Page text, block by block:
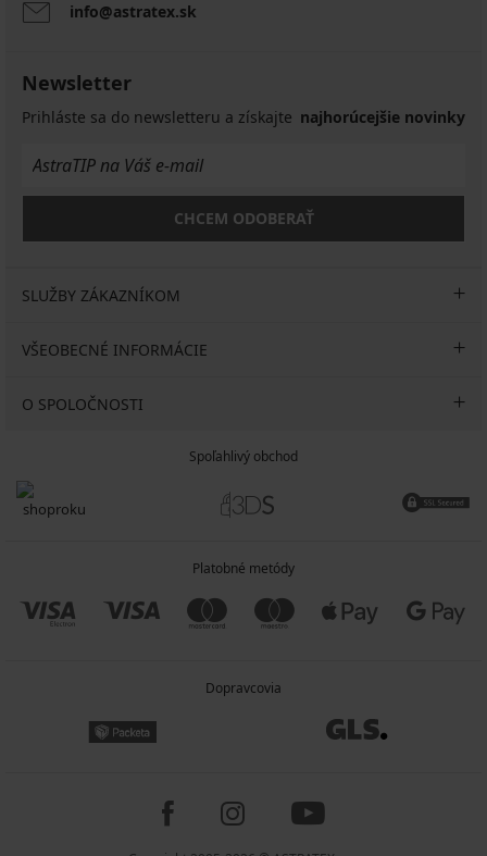
info@astratex.sk
Newsletter
Prihláste sa do newsletteru a získajte najhorúcejšie novinky
CHCEM ODOBERAŤ
SLUŽBY ZÁKAZNÍKOM
VŠEOBECNÉ INFORMÁCIE
O SPOLOČNOSTI
Spoľahlivý obchod
Platobné metódy
Dopravcovia